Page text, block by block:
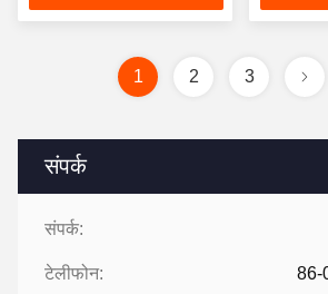
संपर्क
संपर्क:
टेलीफोन: 86-
1 2 3